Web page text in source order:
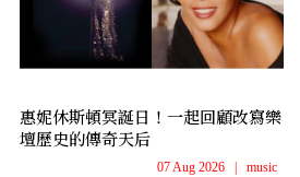
惠妮休斯頓冥誕日！一起回顧改寫樂
壇歷史的傳奇天后
07 Aug 2026 | music